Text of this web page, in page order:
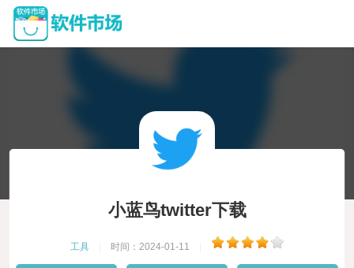
小蓝鸟twitter下载
工具 时间：2024-01-11